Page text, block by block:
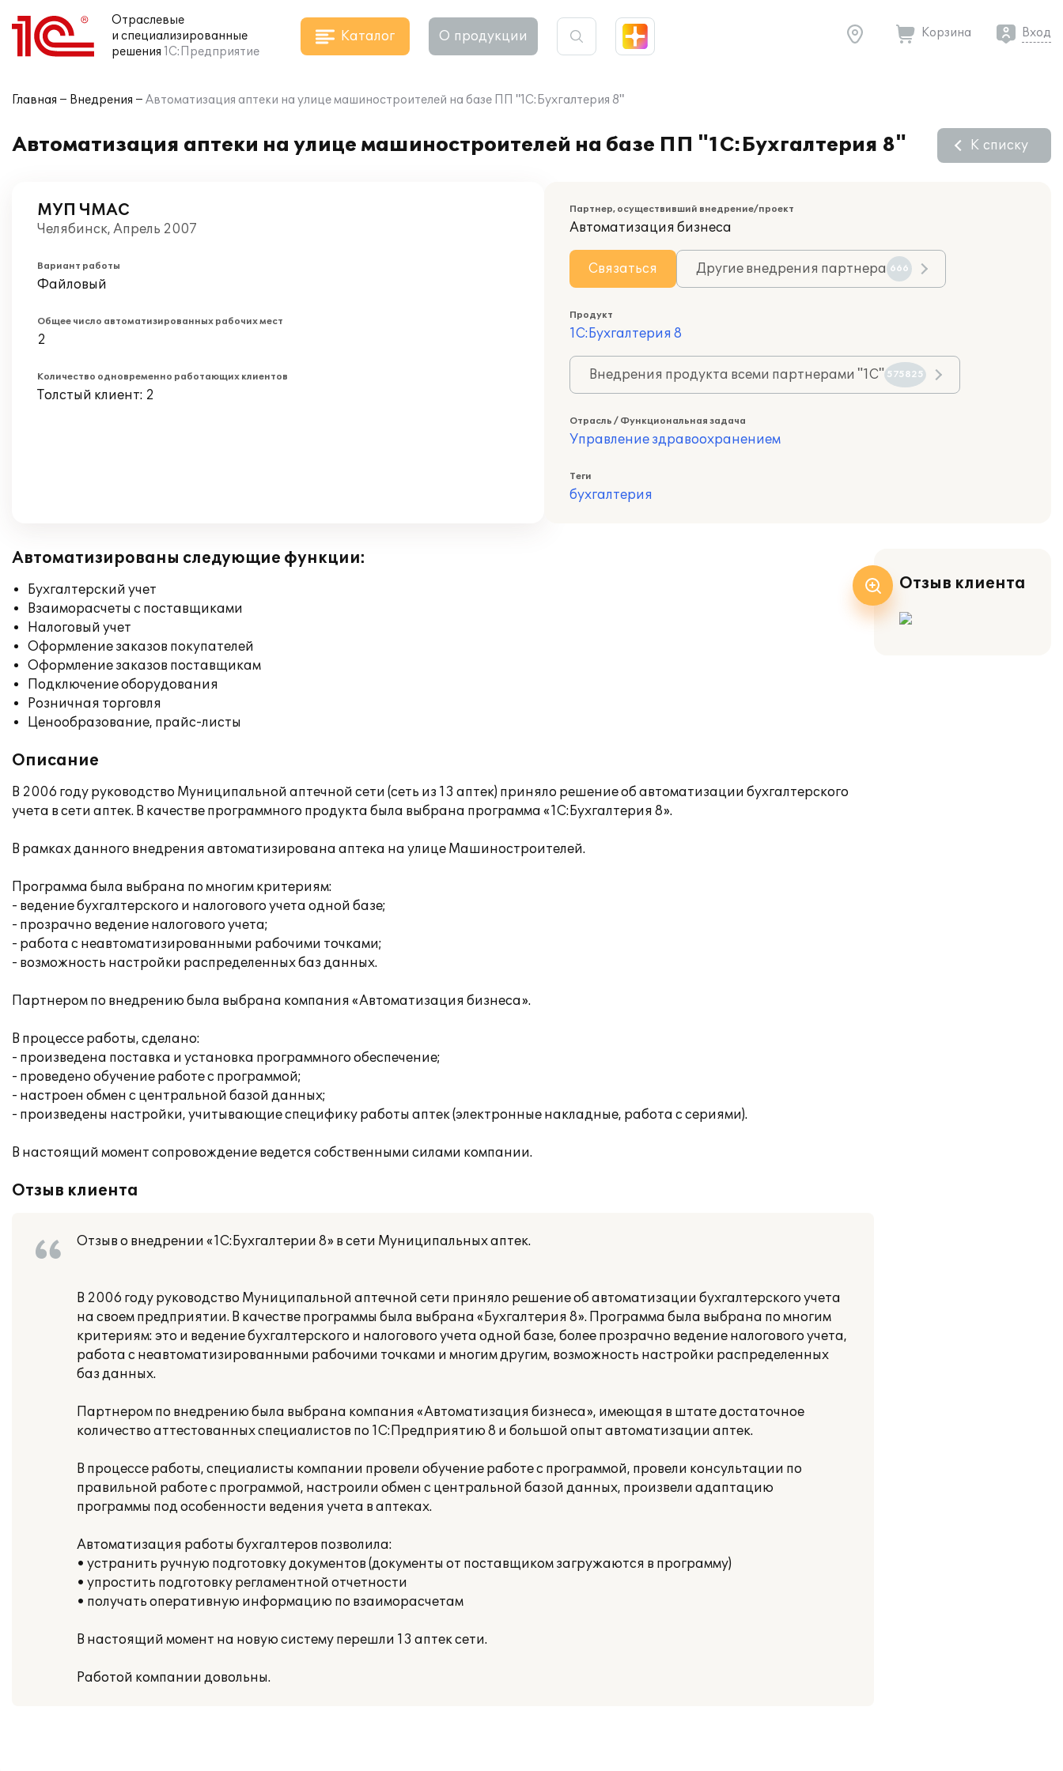
Отраслевые
и специализированные
решения 1С:Предприятие
Каталог О продукции Корзина Вход
Главная Внедрения Автоматизация аптеки на улице машиностроителей на базе ПП "1С:Бухгалтерия 8"
Автоматизация аптеки на улице машиностроителей на базе ПП "1С:Бухгалтерия 8" К списку
МУП ЧМАС
Челябинск, Апрель 2007
Вариант работы
Файловый
Общее число автоматизированных рабочих мест
2
Количество одновременно работающих клиентов
Толстый клиент: 2
Партнер, осуществивший внедрение/проект
Автоматизация бизнеса
Связаться Другие внедрения партнера 666
Продукт
1С:Бухгалтерия 8
Внедрения продукта всеми партнерами "1С" 575825
Отрасль / Функциональная задача
Управление здравоохранением
Теги
бухгалтерия
Автоматизированы следующие функции:
Бухгалтерский учет
Взаиморасчеты с поставщиками
Налоговый учет
Оформление заказов покупателей
Оформление заказов поставщикам
Подключение оборудования
Розничная торговля
Ценообразование, прайс-листы
Описание
В 2006 году руководство Муниципальной аптечной сети (сеть из 13 аптек) приняло решение об автоматизации бухгалтерского
учета в сети аптек. В качестве программного продукта была выбрана программа «1С:Бухгалтерия 8».
В рамках данного внедрения автоматизирована аптека на улице Машиностроителей.
Программа была выбрана по многим критериям:
- ведение бухгалтерского и налогового учета одной базе;
- прозрачно ведение налогового учета;
- работа с неавтоматизированными рабочими точками;
- возможность настройки распределенных баз данных.
Партнером по внедрению была выбрана компания «Автоматизация бизнеса».
В процессе работы, сделано:
- произведена поставка и установка программного обеспечение;
- проведено обучение работе с программой;
- настроен обмен с центральной базой данных;
- произведены настройки, учитывающие специфику работы аптек (электронные накладные, работа с сериями).
В настоящий момент сопровождение ведется собственными силами компании.
Отзыв клиента
Отзыв о внедрении «1С:Бухгалтерии 8» в сети Муниципальных аптек.
В 2006 году руководство Муниципальной аптечной сети приняло решение об автоматизации бухгалтерского учета
на своем предприятии. В качестве программы была выбрана «Бухгалтерия 8». Программа была выбрана по многим
критериям: это и ведение бухгалтерского и налогового учета одной базе, более прозрачно ведение налогового учета,
работа с неавтоматизированными рабочими точками и многим другим, возможность настройки распределенных
баз данных.
Партнером по внедрению была выбрана компания «Автоматизация бизнеса», имеющая в штате достаточное
количество аттестованных специалистов по 1С:Предприятию 8 и большой опыт автоматизации аптек.
В процессе работы, специалисты компании провели обучение работе с программой, провели консультации по
правильной работе с программой, настроили обмен с центральной базой данных, произвели адаптацию
программы под особенности ведения учета в аптеках.
Автоматизация работы бухгалтеров позволила:
• устранить ручную подготовку документов (документы от поставщиком загружаются в программу)
• упростить подготовку регламентной отчетности
• получать оперативную информацию по взаиморасчетам
В настоящий момент на новую систему перешли 13 аптек сети.
Работой компании довольны.
Отзыв клиента